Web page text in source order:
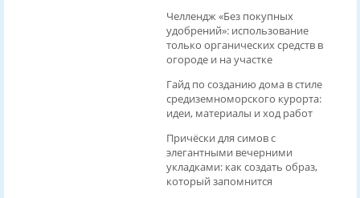
Челлендж «Без покупных
удобрений»: использование
только органических средств в
огороде и на участке
Гайд по созданию дома в стиле
средиземноморского курорта:
идеи, материалы и ход работ
Причёски для симов с
элегантными вечерними
укладками: как создать образ,
который запомнится